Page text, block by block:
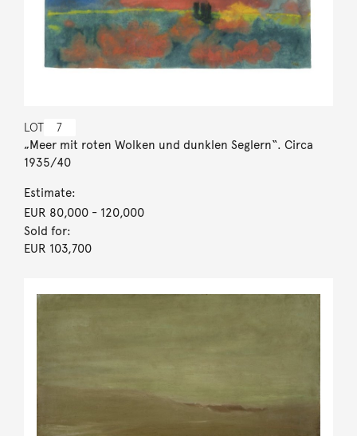
LOT 7
„Meer mit roten Wolken und dunklen Seglern“. Circa
1935/40
Estimate:
EUR 80,000- 120,000
Sold for:
EUR 103,700